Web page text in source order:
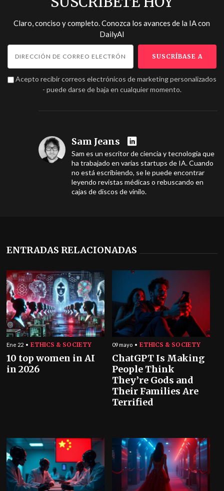
Claro, conciso y completo. Conozca los avances de la IA con
DailyAI
Acepto recibir correos electrónicos de marketing personalizados
- puede darse de baja en cualquier momento.
Sam Jeans
Sam es un escritor de ciencia y tecnología que
ha trabajado en varias startups de IA. Cuando
no está escribiendo, se le puede encontrar
leyendo revistas médicas o rebuscando en
cajas de discos de vinilo.
ENTRADAS RELACIONADAS
Ene 22 ETHICS & SOCIETY
10 top women in AI
in 2026
09 mayo ETHICS & SOCIETY
ChatGPT Is Making
People Think
They’re Gods and
Their Families Are
Terrified